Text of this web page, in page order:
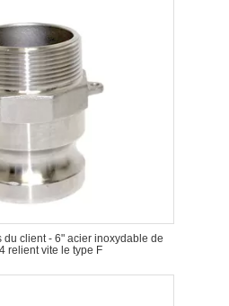
du client - 6" acier inoxydable de
relient vite le type F